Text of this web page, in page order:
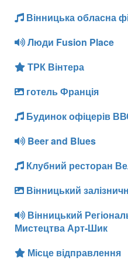
Вінницька обласна
Люди Fusion Place
ТРК Вінтера
готель Франція
Будинок офіцерів
Beer and Blues
Клубний ресторан
Вінницький
Вінницький
Мистецтва Арт-Шик
Місце відправлення